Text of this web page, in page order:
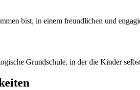
bist, in einem freundlichen und
Grundschule, in der die Kinder